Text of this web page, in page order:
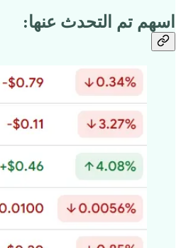
اسهم تم التحدث عنها: